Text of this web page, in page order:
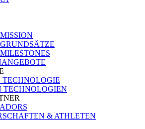
TECHNOLOGIE
TECHNOLOGIEN
& ATHLETEN